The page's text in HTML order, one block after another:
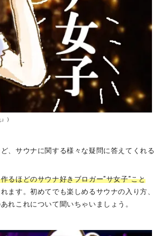
』）
、サウナに関する様々な疑問に答えてくれる
るほどのサウナ好きブロガー"サ女子"こと
ます。初めてでも楽しめるサウナの入り方、
れこれについて聞いちゃいましょう。